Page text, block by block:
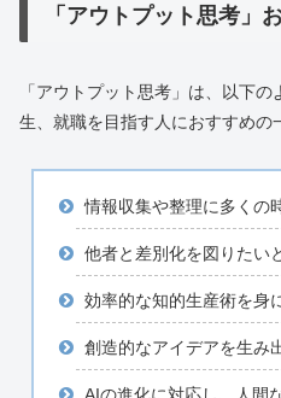
「アウトプット思考」
「アウトプット思考」は、以下
生、就職を目指す人におすすめの
情報収集や整理に多くの
他者と差別化を図りたい
効率的な知的生産術を身
創造的なアイデアを生み
AIの進化に対応し、人間